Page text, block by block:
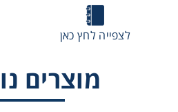
לצפייה לחץ כאן
מוצרים